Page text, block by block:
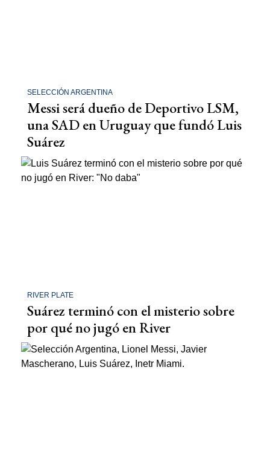
SELECCIÓN ARGENTINA
Messi será dueño de Deportivo LSM,
una SAD en Uruguay que fundó Luis
Suárez
RIVER PLATE
Suárez terminó con el misterio sobre
por qué no jugó en River